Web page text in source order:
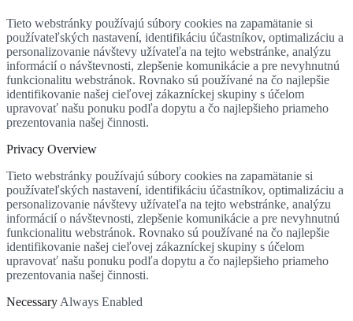
Tieto webstránky používajú súbory cookies na zapamätanie si
používateľských nastavení, identifikáciu účastníkov, optimalizáciu a
personalizovanie návštevy užívateľa na tejto webstránke, analýzu
informácií o návštevnosti, zlepšenie komunikácie a pre nevyhnutnú
funkcionalitu webstránok. Rovnako sú používané na čo najlepšie
identifikovanie našej cieľovej zákazníckej skupiny s účelom
upravovať našu ponuku podľa dopytu a čo najlepšieho priameho
prezentovania našej činnosti.
Privacy Overview
Tieto webstránky používajú súbory cookies na zapamätanie si
používateľských nastavení, identifikáciu účastníkov, optimalizáciu a
personalizovanie návštevy užívateľa na tejto webstránke, analýzu
informácií o návštevnosti, zlepšenie komunikácie a pre nevyhnutnú
funkcionalitu webstránok. Rovnako sú používané na čo najlepšie
identifikovanie našej cieľovej zákazníckej skupiny s účelom
upravovať našu ponuku podľa dopytu a čo najlepšieho priameho
prezentovania našej činnosti.
Necessary Always Enabled